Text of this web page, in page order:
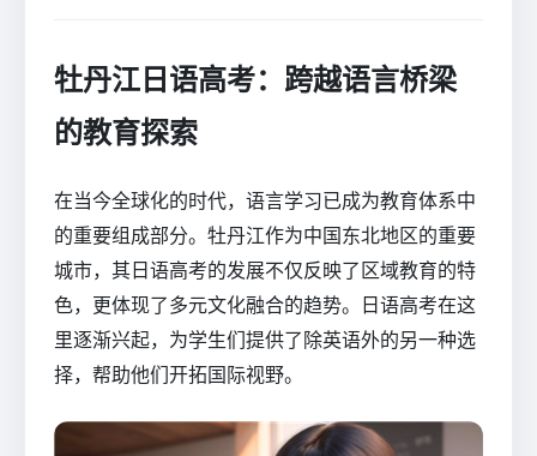
牡丹江日语高考：跨越语言桥梁
的教育探索
在当今全球化的时代，语言学习已成为教育体系中
的重要组成部分。牡丹江作为中国东北地区的重要
城市，其日语高考的发展不仅反映了区域教育的特
色，更体现了多元文化融合的趋势。日语高考在这
里逐渐兴起，为学生们提供了除英语外的另一种选
择，帮助他们开拓国际视野。